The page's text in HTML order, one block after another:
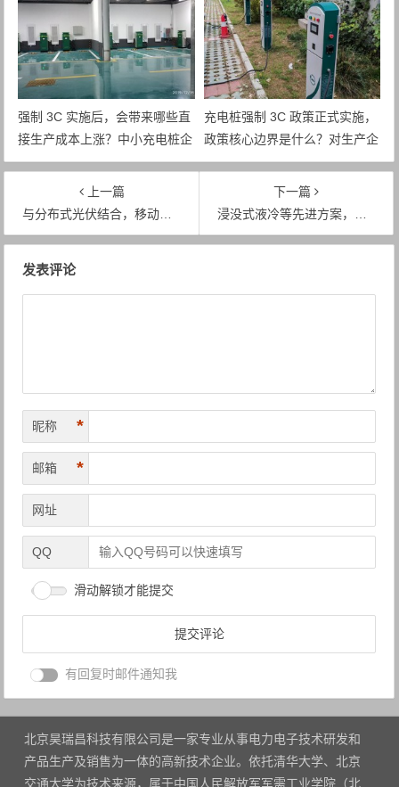
强制 3C 实施后，会带来哪些直
接生产成本上涨？中小充电桩企
业面临怎样的成本压力？
充电桩强制 3C 政策正式实施，
政策核心边界是什么？对生产企
业最直接的约束有哪些？
上一篇
与分布式光伏结合，移动储能充电桩变身“零碳移动充电站”
下一篇
浸没式液冷等先进方案，攻克兆瓦级散热安全难题
发表评论
昵称 *
邮箱 *
网址
QQ
滑动解锁才能提交
有回复时邮件通知我
北京昊瑞昌科技有限公司是一家专业从事电力电子技术研发和
产品生产及销售为一体的高新技术企业。依托清华大学、北京
交通大学为技术来源，属于中国人民解放军军需工业学院（北